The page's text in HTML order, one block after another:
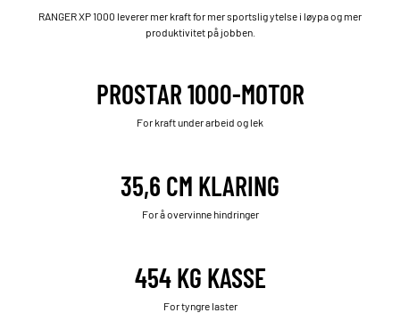
RANGER XP 1000 leverer mer kraft for mer sportslig ytelse i løypa og mer
produktivitet på jobben.
PROSTAR 1000-MOTOR
For kraft under arbeid og lek
35,6 CM KLARING
For å overvinne hindringer
454 KG KASSE
For tyngre laster